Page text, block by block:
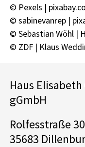
© Pexels |
© sabinevanrep |
© Sebastian Wöhl |
© ZDF | Klaus
Haus
gGmbH
Rolfesstraße
35683